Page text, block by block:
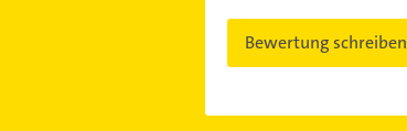
Bewertung schreiben